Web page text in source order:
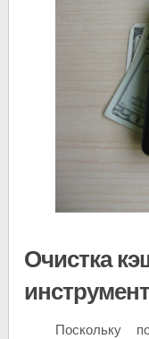
Очистка
Поскольку